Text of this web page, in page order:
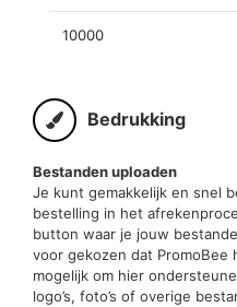
10000
Bedrukking
Bestanden uploaden
Je kunt gemakkelijk en snel
bestelling in het
button waar je jouw
voor gekozen dat PromoBee
mogelijk om hier
logo’s, foto’s of overige